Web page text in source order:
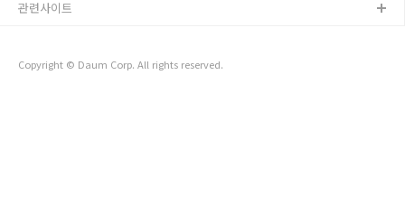
Copyright © Daum Corp. All rights reserved.
관련사이트